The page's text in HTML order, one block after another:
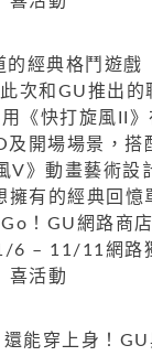
的經典格鬥遊戲
次和GU推出的
《快打旋風II》
及開場場景，搭
V》動畫藝術設
擁有的經典回憶
能穿上身！